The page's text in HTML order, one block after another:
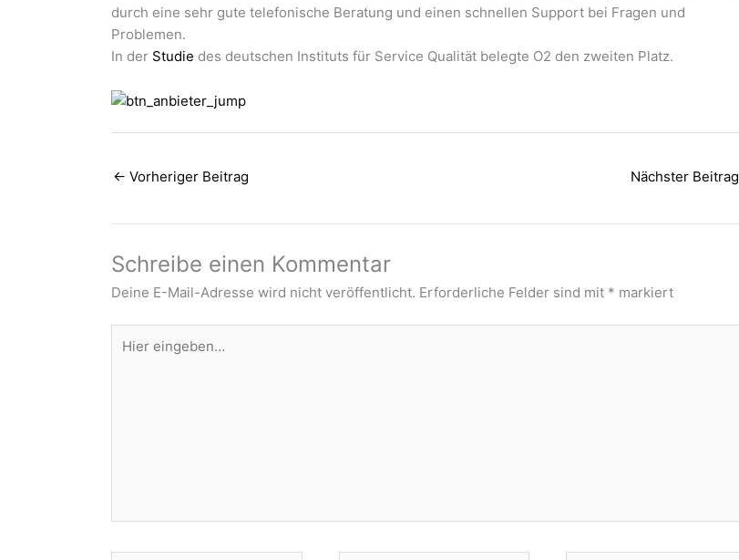
durch eine sehr gute telefonische Beratung und einen schnellen Support bei Fragen und
Problemen.
In der Studie des deutschen Instituts für Service Qualität belegte O2 den zweiten Platz.
← Vorheriger Beitrag Nächster Beitrag
Schreibe einen Kommentar
Deine E-Mail-Adresse wird nicht veröffentlicht. Erforderliche Felder sind mit * markiert
eingeben…